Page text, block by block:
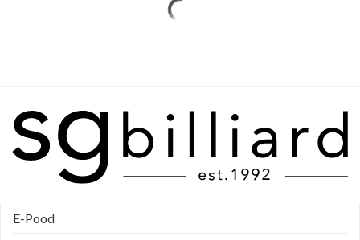
E-Pood